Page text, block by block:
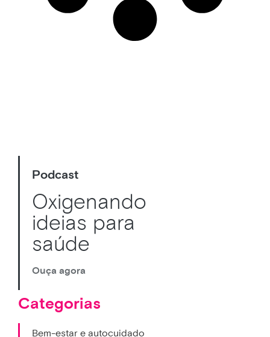
Podcast
Oxigenando
ideias para
saúde
Ouça agora
Categorias
Bem-estar e autocuidado